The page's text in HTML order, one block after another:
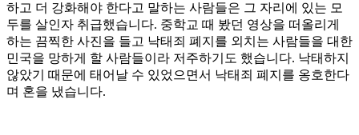
하고 더 강화해야 한다고 말하는 사람들은 그 자리에 있는 모
두를 살인자 취급했습니다. 중학교 때 봤던 영상을 떠올리게
하는 끔찍한 사진을 들고 낙태죄 폐지를 외치는 사람들을 대한
민국을 망하게 할 사람들이라 저주하기도 했습니다. 낙태하지
않았기 때문에 태어날 수 있었으면서 낙태죄 폐지를 옹호한다
며 혼을 냈습니다.